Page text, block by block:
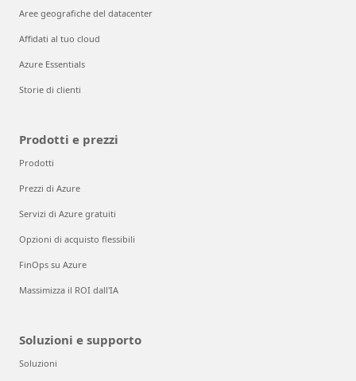
Aree geografiche del datacenter
Affidati al tuo cloud
Azure Essentials
Storie di clienti
Prodotti e prezzi
Prodotti
Prezzi di Azure
Servizi di Azure gratuiti
Opzioni di acquisto flessibili
FinOps su Azure
Massimizza il ROI dall'IA
Soluzioni e supporto
Soluzioni